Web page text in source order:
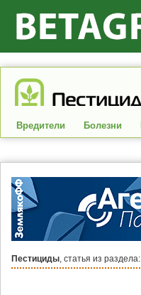
Вредители Болезни
Пестициды, статья из раздела: